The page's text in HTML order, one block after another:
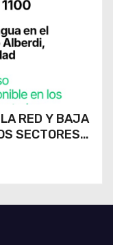
RED Y BAJA
SECTORES